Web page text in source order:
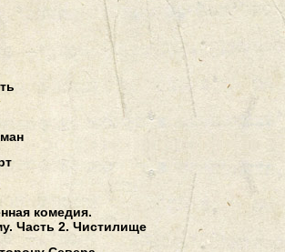
комедия.
Часть 2. Чистилище